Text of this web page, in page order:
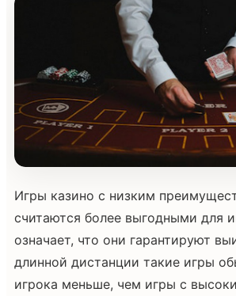
Игры казино с низким
считаются более выгодными для
означает, что они гарантируют
длинной дистанции такие игры
игрока меньше, чем игры с